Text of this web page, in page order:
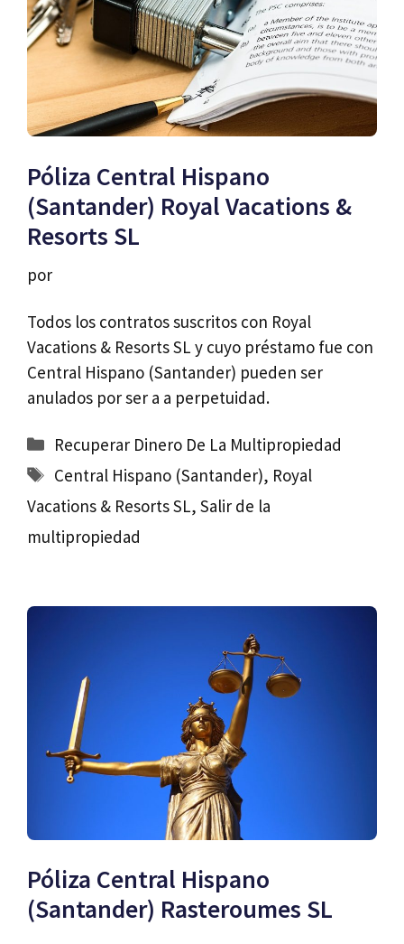
Póliza Central Hispano
(Santander) Royal Vacations &
Resorts SL
por
Todos los contratos suscritos con Royal
Vacations & Resorts SL y cuyo préstamo fue con
Central Hispano (Santander) pueden ser
anulados por ser a a perpetuidad.
Categorías
Recuperar Dinero De La Multipropiedad
Etiquetas
Central Hispano (Santander), Royal
Vacations & Resorts SL, Salir de la
multipropiedad
Póliza Central Hispano
(Santander) Rasteroumes SL